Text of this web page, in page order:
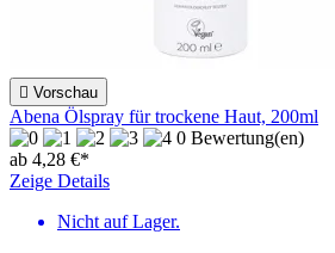
 Vorschau
Abena Ölspray für trockene Haut, 200ml
0 Bewertung(en)
ab 4,28 €*
Zeige Details
Nicht auf Lager.